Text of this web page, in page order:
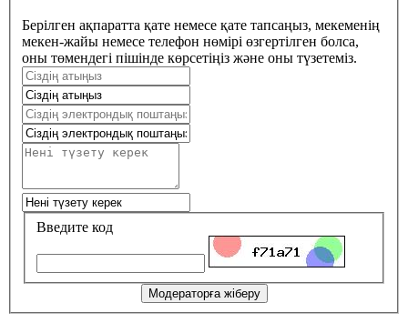
Берілген ақпаратта қате немесе қате тапсаңыз, мекеменің
мекен-жайы немесе телефон нөмірі өзгертілген болса,
оны төмендегі пішінде көрсетіңіз және оны түзетеміз.
Введите код
Модераторға жіберу